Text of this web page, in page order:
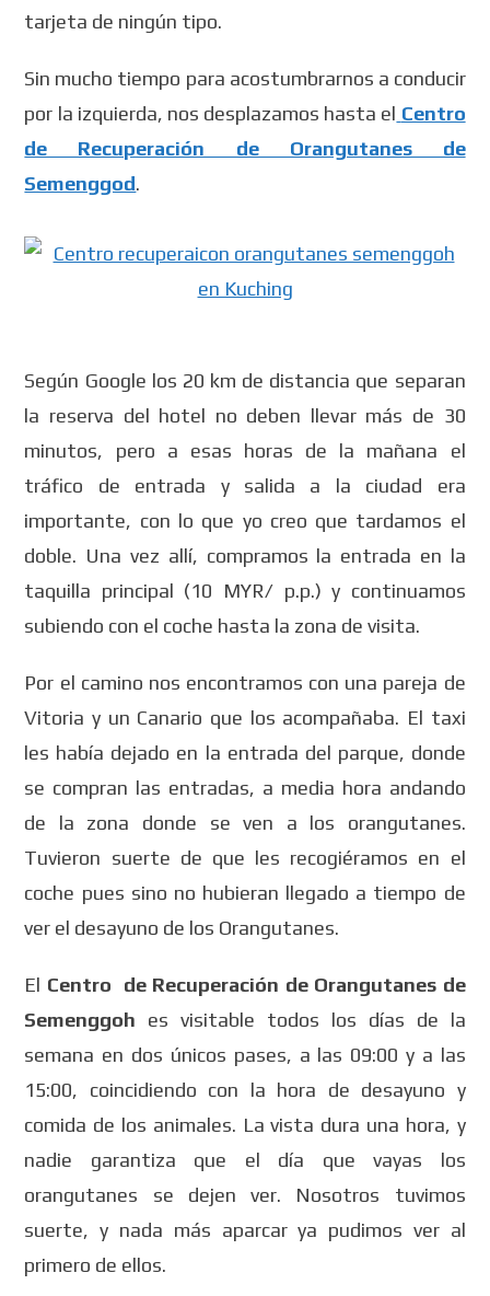
tarjeta de ningún tipo.
Sin mucho tiempo para acostumbrarnos a conducir
por la izquierda, nos desplazamos hasta el Centro
de Recuperación de Orangutanes de
Semenggod.
Según Google los 20 km de distancia que separan
la reserva del hotel no deben llevar más de 30
minutos, pero a esas horas de la mañana el
tráfico de entrada y salida a la ciudad era
importante, con lo que yo creo que tardamos el
doble. Una vez allí, compramos la entrada en la
taquilla principal (10 MYR/ p.p.) y continuamos
subiendo con el coche hasta la zona de visita.
Por el camino nos encontramos con una pareja de
Vitoria y un Canario que los acompañaba. El taxi
les había dejado en la entrada del parque, donde
se compran las entradas, a media hora andando
de la zona donde se ven a los orangutanes.
Tuvieron suerte de que les recogiéramos en el
coche pues sino no hubieran llegado a tiempo de
ver el desayuno de los Orangutanes.
El Centro de Recuperación de Orangutanes de
Semenggoh es visitable todos los días de la
semana en dos únicos pases, a las 09:00 y a las
15:00, coincidiendo con la hora de desayuno y
comida de los animales. La vista dura una hora, y
nadie garantiza que el día que vayas los
orangutanes se dejen ver. Nosotros tuvimos
suerte, y nada más aparcar ya pudimos ver al
primero de ellos.